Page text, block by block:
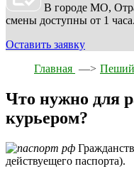
В городе МО,
смены доступны от 1 часа.
Оставить заявку
Главная —> Пеший
Что нужно для
курьером?
действуещего паспорта).